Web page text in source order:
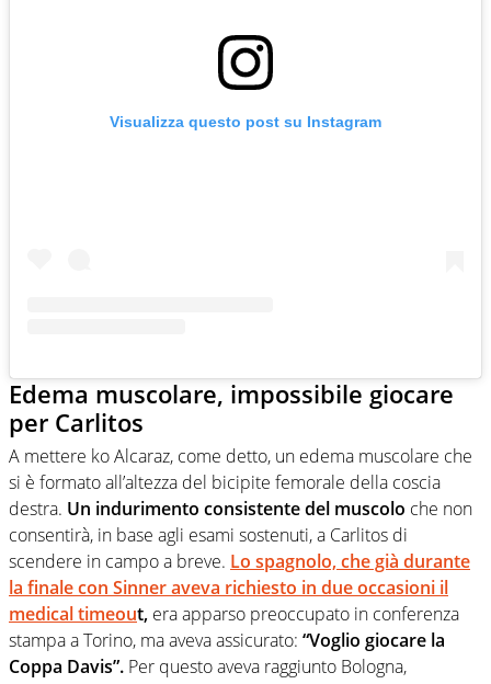
Visualizza questo post su Instagram
Edema muscolare, impossibile giocare
per Carlitos
A mettere ko Alcaraz, come detto, un edema muscolare che
si è formato all’altezza del bicipite femorale della coscia
destra. Un indurimento consistente del muscolo che non
consentirà, in base agli esami sostenuti, a Carlitos di
scendere in campo a breve. Lo spagnolo, che già durante
la finale con Sinner aveva richiesto in due occasioni il
medical timeout, era apparso preoccupato in conferenza
stampa a Torino, ma aveva assicurato: “Voglio giocare la
Coppa Davis”. Per questo aveva raggiunto Bologna,